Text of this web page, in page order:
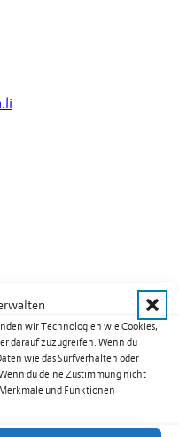
wir Technologien wie Cookies,
darauf zuzugreifen. Wenn du
wie das Surfverhalten oder
du deine Zustimmung nicht
und Funktionen
Jugendliche und
und das Land